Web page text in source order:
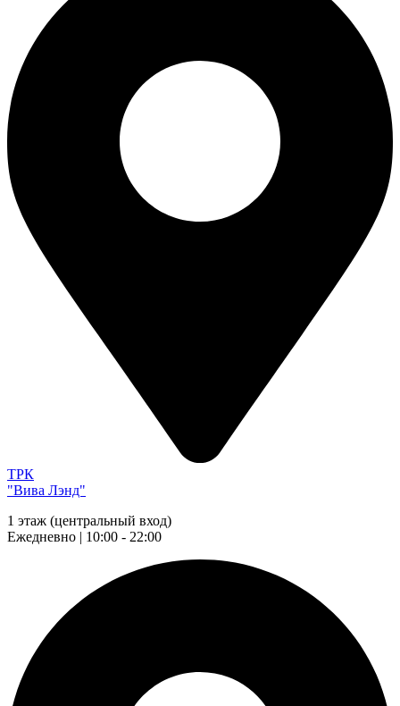
ТРК
"Вива Лэнд"
1 этаж (центральный вход)
Ежедневно | 10:00 - 22:00